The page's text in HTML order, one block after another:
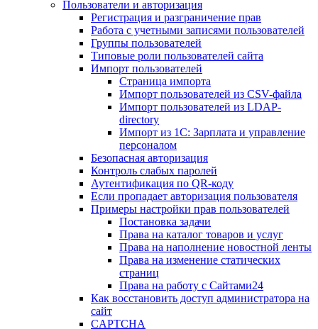
Пользователи и авторизация
Регистрация и разграничение прав
Работа с учетными записями пользователей
Группы пользователей
Типовые роли пользователей сайта
Импорт пользователей
Страница импорта
Импорт пользователей из CSV-файла
Импорт пользователей из LDAP-
directory
Импорт из 1С: Зарплата и управление
персоналом
Безопасная авторизация
Контроль слабых паролей
Аутентификация по QR-коду
Если пропадает авторизация пользователя
Примеры настройки прав пользователей
Постановка задачи
Права на каталог товаров и услуг
Права на наполнение новостной ленты
Права на изменение статических
страниц
Права на работу с Сайтами24
Как восстановить доступ администратора на
сайт
CAPTCHA